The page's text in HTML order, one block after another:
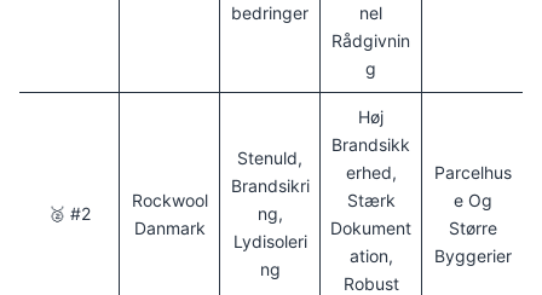
Bedringer
Nel
Rådgivnin
G
🥈 #2
Rockwool
Danmark
Stenuld,
Brandsikri
Ng,
Lydisoleri
Ng
Høj
Brandsikk
Erhed,
Stærk
Dokument
Ation,
Robust
Parcelhus
E Og
Større
Byggerier